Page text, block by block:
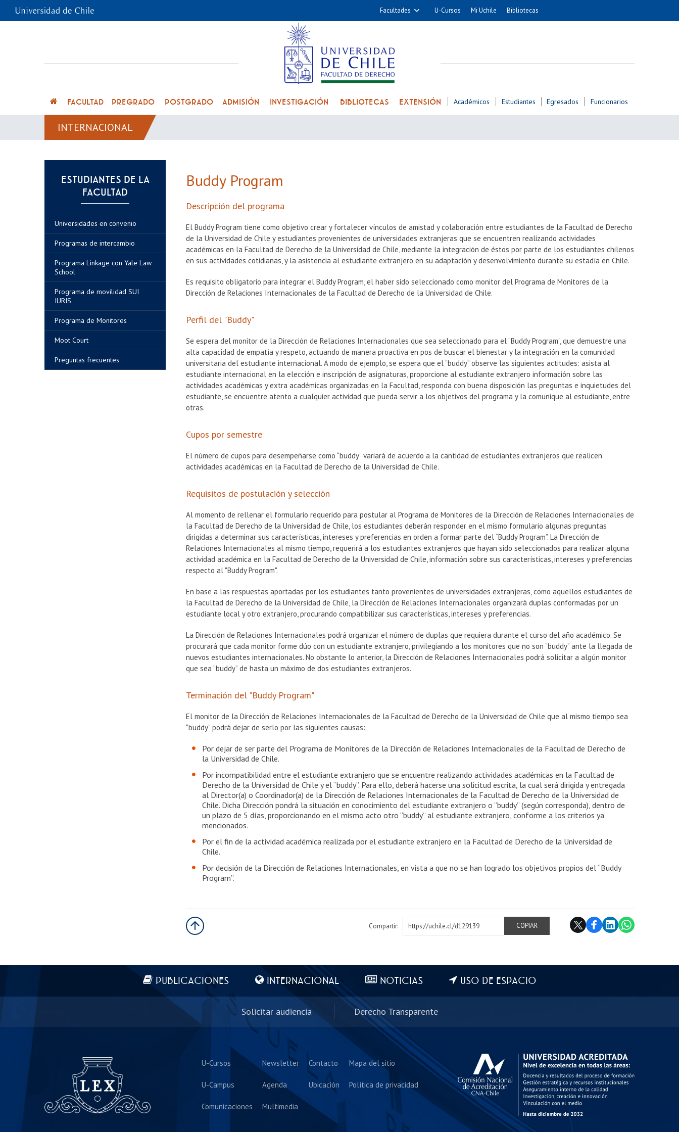
Facultades
Cs. Químicas y Farmacéuticas
Medicina
Odontología
U-Cursos Mi Uchile Bibliotecas
FACULTAD PREGRADO POSTGRADO ADMISIÓN INVESTIGACIÓN BIBLIOTECAS EXTENSIÓN Académicos Estudiantes Egresados Funcionarios
INTERNACIONAL
ESTUDIANTES DE LA
FACULTAD
Universidades en convenio
Programas de intercambio
Programa Linkage con Yale Law
School
Programa de movilidad SUI
IURIS
Programa de Monitores
Moot Court
Preguntas frecuentes
Buddy Program
Descripción del programa
El Buddy Program tiene como objetivo crear y fortalecer vínculos de amistad y colaboración entre estudiantes de la Facultad de Derecho
de la Universidad de Chile y estudiantes provenientes de universidades extranjeras que se encuentren realizando actividades
académicas en la Facultad de Derecho de la Universidad de Chile, mediante la integración de éstos por parte de los estudiantes chilenos
en sus actividades cotidianas, y la asistencia al estudiante extranjero en su adaptación y desenvolvimiento durante su estadía en Chile.
Es requisito obligatorio para integrar el Buddy Program, el haber sido seleccionado como monitor del Programa de Monitores de la
Dirección de Relaciones Internacionales de la Facultad de Derecho de la Universidad de Chile.
Perfil del "Buddy"
Se espera del monitor de la Dirección de Relaciones Internacionales que sea seleccionado para el “Buddy Program”, que demuestre una
alta capacidad de empatía y respeto, actuando de manera proactiva en pos de buscar el bienestar y la integración en la comunidad
universitaria del estudiante internacional. A modo de ejemplo, se espera que el “buddy” observe las siguientes actitudes: asista al
estudiante internacional en la elección e inscripción de asignaturas, proporcione al estudiante extranjero información sobre las
actividades académicas y extra académicas organizadas en la Facultad, responda con buena disposición las preguntas e inquietudes del
estudiante, se encuentre atento a cualquier actividad que pueda servir a los objetivos del programa y la comunique al estudiante, entre
otras.
Cupos por semestre
El número de cupos para desempeñarse como “buddy” variará de acuerdo a la cantidad de estudiantes extranjeros que realicen
actividades académicas en la Facultad de Derecho de la Universidad de Chile.
Requisitos de postulación y selección
Al momento de rellenar el formulario requerido para postular al Programa de Monitores de la Dirección de Relaciones Internacionales de
la Facultad de Derecho de la Universidad de Chile, los estudiantes deberán responder en el mismo formulario algunas preguntas
dirigidas a determinar sus características, intereses y preferencias en orden a formar parte del “Buddy Program”. La Dirección de
Relaciones Internacionales al mismo tiempo, requerirá a los estudiantes extranjeros que hayan sido seleccionados para realizar alguna
actividad académica en la Facultad de Derecho de la Universidad de Chile, información sobre sus características, intereses y preferencias
respecto al "Buddy Program".
En base a las respuestas aportadas por los estudiantes tanto provenientes de universidades extranjeras, como aquellos estudiantes de
la Facultad de Derecho de la Universidad de Chile, la Dirección de Relaciones Internacionales organizará duplas conformadas por un
estudiante local y otro extranjero, procurando compatibilizar sus características, intereses y preferencias.
La Dirección de Relaciones Internacionales podrá organizar el número de duplas que requiera durante el curso del año académico. Se
procurará que cada monitor forme dúo con un estudiante extranjero, privilegiando a los monitores que no son “buddy” ante la llegada de
nuevos estudiantes internacionales. No obstante lo anterior, la Dirección de Relaciones Internacionales podrá solicitar a algún monitor
que sea “buddy” de hasta un máximo de dos estudiantes extranjeros.
Terminación del "Buddy Program"
El monitor de la Dirección de Relaciones Internacionales de la Facultad de Derecho de la Universidad de Chile que al mismo tiempo sea
“buddy” podrá dejar de serlo por las siguientes causas:
Por dejar de ser parte del Programa de Monitores de la Dirección de Relaciones Internacionales de la Facultad de Derecho de
la Universidad de Chile.
Por incompatibilidad entre el estudiante extranjero que se encuentre realizando actividades académicas en la Facultad de
Derecho de la Universidad de Chile y el “buddy”. Para ello, deberá hacerse una solicitud escrita, la cual será dirigida y entregada
al Director(a) o Coordinador(a) de la Dirección de Relaciones Internacionales de la Facultad de Derecho de la Universidad de
Chile. Dicha Dirección pondrá la situación en conocimiento del estudiante extranjero o “buddy” (según corresponda), dentro de
un plazo de 5 días, proporcionando en el mismo acto otro “buddy” al estudiante extranjero, conforme a los criterios ya
mencionados.
Por el fin de la actividad académica realizada por el estudiante extranjero en la Facultad de Derecho de la Universidad de
Chile.
Por decisión de la Dirección de Relaciones Internacionales, en vista a que no se han logrado los objetivos propios del “Buddy
Program”.
Compartir:
https://uchile.cl/d129139
COPIAR
PUBLICACIONES INTERNACIONAL NOTICIAS USO DE ESPACIO
Solicitar audiencia Derecho Transparente
U-Cursos
U-Campus
Comunicaciones
Newsletter
Agenda
Multimedia
Contacto
Ubicación
Mapa del sitio
Política de privacidad